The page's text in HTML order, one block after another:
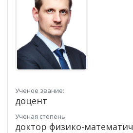
Ученое звание:
доцент
Ученая степень:
доктор физико-